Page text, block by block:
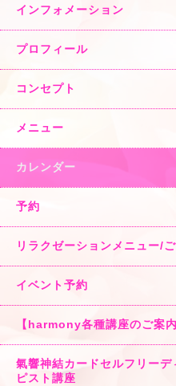
インフォメーション
プロフィール
コンセプト
メニュー
カレンダー
予約
リラクゼーションメニュー/
イベント予約
【harmony各種講座のご案内
氣響神結カードセルフリー
ピスト講座